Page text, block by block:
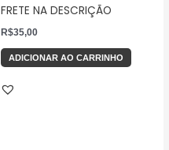
FRETE NA DESCRIÇÃO
R$35,00
ADICIONAR AO CARRINHO